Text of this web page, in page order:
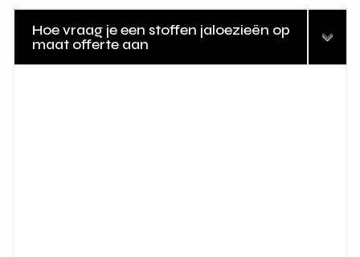
Hoe vraag je een stoffen jaloezieën op
maat offerte aan